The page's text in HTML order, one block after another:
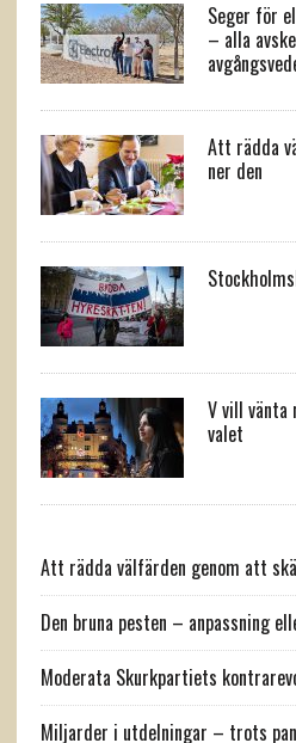
Seger för
– alla
Att rädda
ner den
V vill
valet
Att rädda välfärden genom att
Den bruna pesten – anpassning
Moderata Skurkpartiets
Miljarder i utdelningar – trots